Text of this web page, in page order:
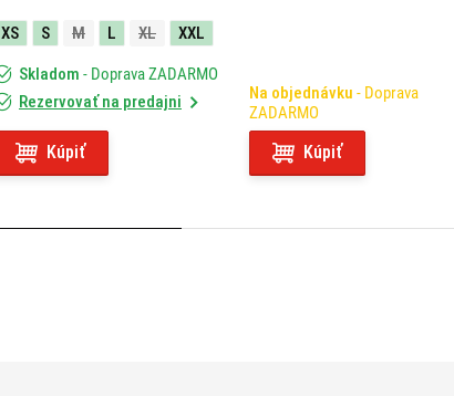
XS S M L XL XXL
Skladom - Doprava ZADARMO
Rezervovať na predajni
Kúpiť
Na objednávku - Doprava
ZADARMO
Kúpiť